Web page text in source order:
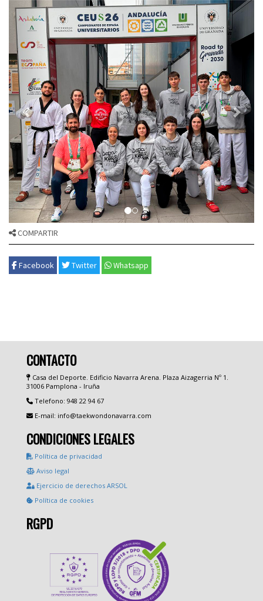
COMPARTIR
Facebook Twitter Whatsapp
CONTACTO
Casa del Deporte. Edificio Navarra Arena. Plaza Aizagerria Nº 1.
31006 Pamplona - Iruña
Telefono: 948 22 94 67
E-mail: info@taekwondonavarra.com
CONDICIONES LEGALES
Política de privacidad
Aviso legal
Ejercicio de derechos ARSOL
Política de cookies
RGPD